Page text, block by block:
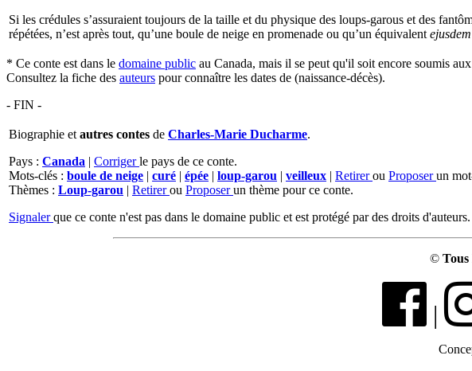
Si les crédules s’assuraient toujours de la taille et du physique des loups-garous et des
répétées, n’est après tout, qu’une boule de neige en promenade ou qu’un équivalent
* Ce conte est dans le domaine public au Canada, mais il se peut qu'il soit encore soumis aux
Consultez la fiche des auteurs pour connaître les dates de (naissance-décès).
- FIN -
Biographie et autres contes de Charles-Marie Ducharme.
Pays : Canada | Corrigerle pays de ce conte.
Mots-clés : boule de neige | curé | épée | loup-garou | veilleux | Retirerou Proposerun
Thèmes : Loup-garou | Retirerou Proposerun thème pour ce conte.
Signalerque ce conte n'est pas dans le domaine public et est protégé par des droits d'auteurs.
© Tous
|